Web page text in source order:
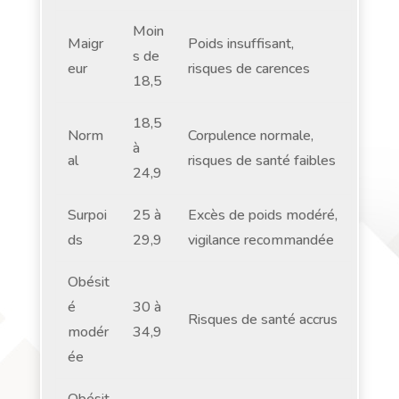
Maigr
eur
Moin
s de
18,5
Poids insuffisant,
risques de carences
Norm
al
18,5
à
24,9
Corpulence normale,
risques de santé faibles
Surpoi
ds
25 à
29,9
Excès de poids modéré,
vigilance recommandée
Obésit
é
modér
ée
30 à
34,9
Risques de santé accrus